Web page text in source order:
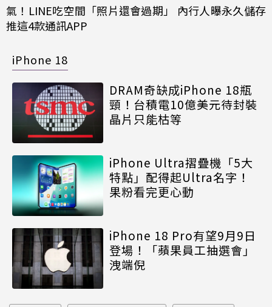
氣！LINE吃空間「照片還會過期」 內行人曝永久儲存
推這4款通訊APP
iPhone 18
DRAM奇缺成iPhone 18瓶
頸！台積電10億美元待封裝
晶片只能枯等
iPhone Ultra摺疊機「5大
特點」配得起Ultra名字！
果粉看完更心動
iPhone 18 Pro有望9月9日
登場！「蘋果員工抽選會」
洩端倪